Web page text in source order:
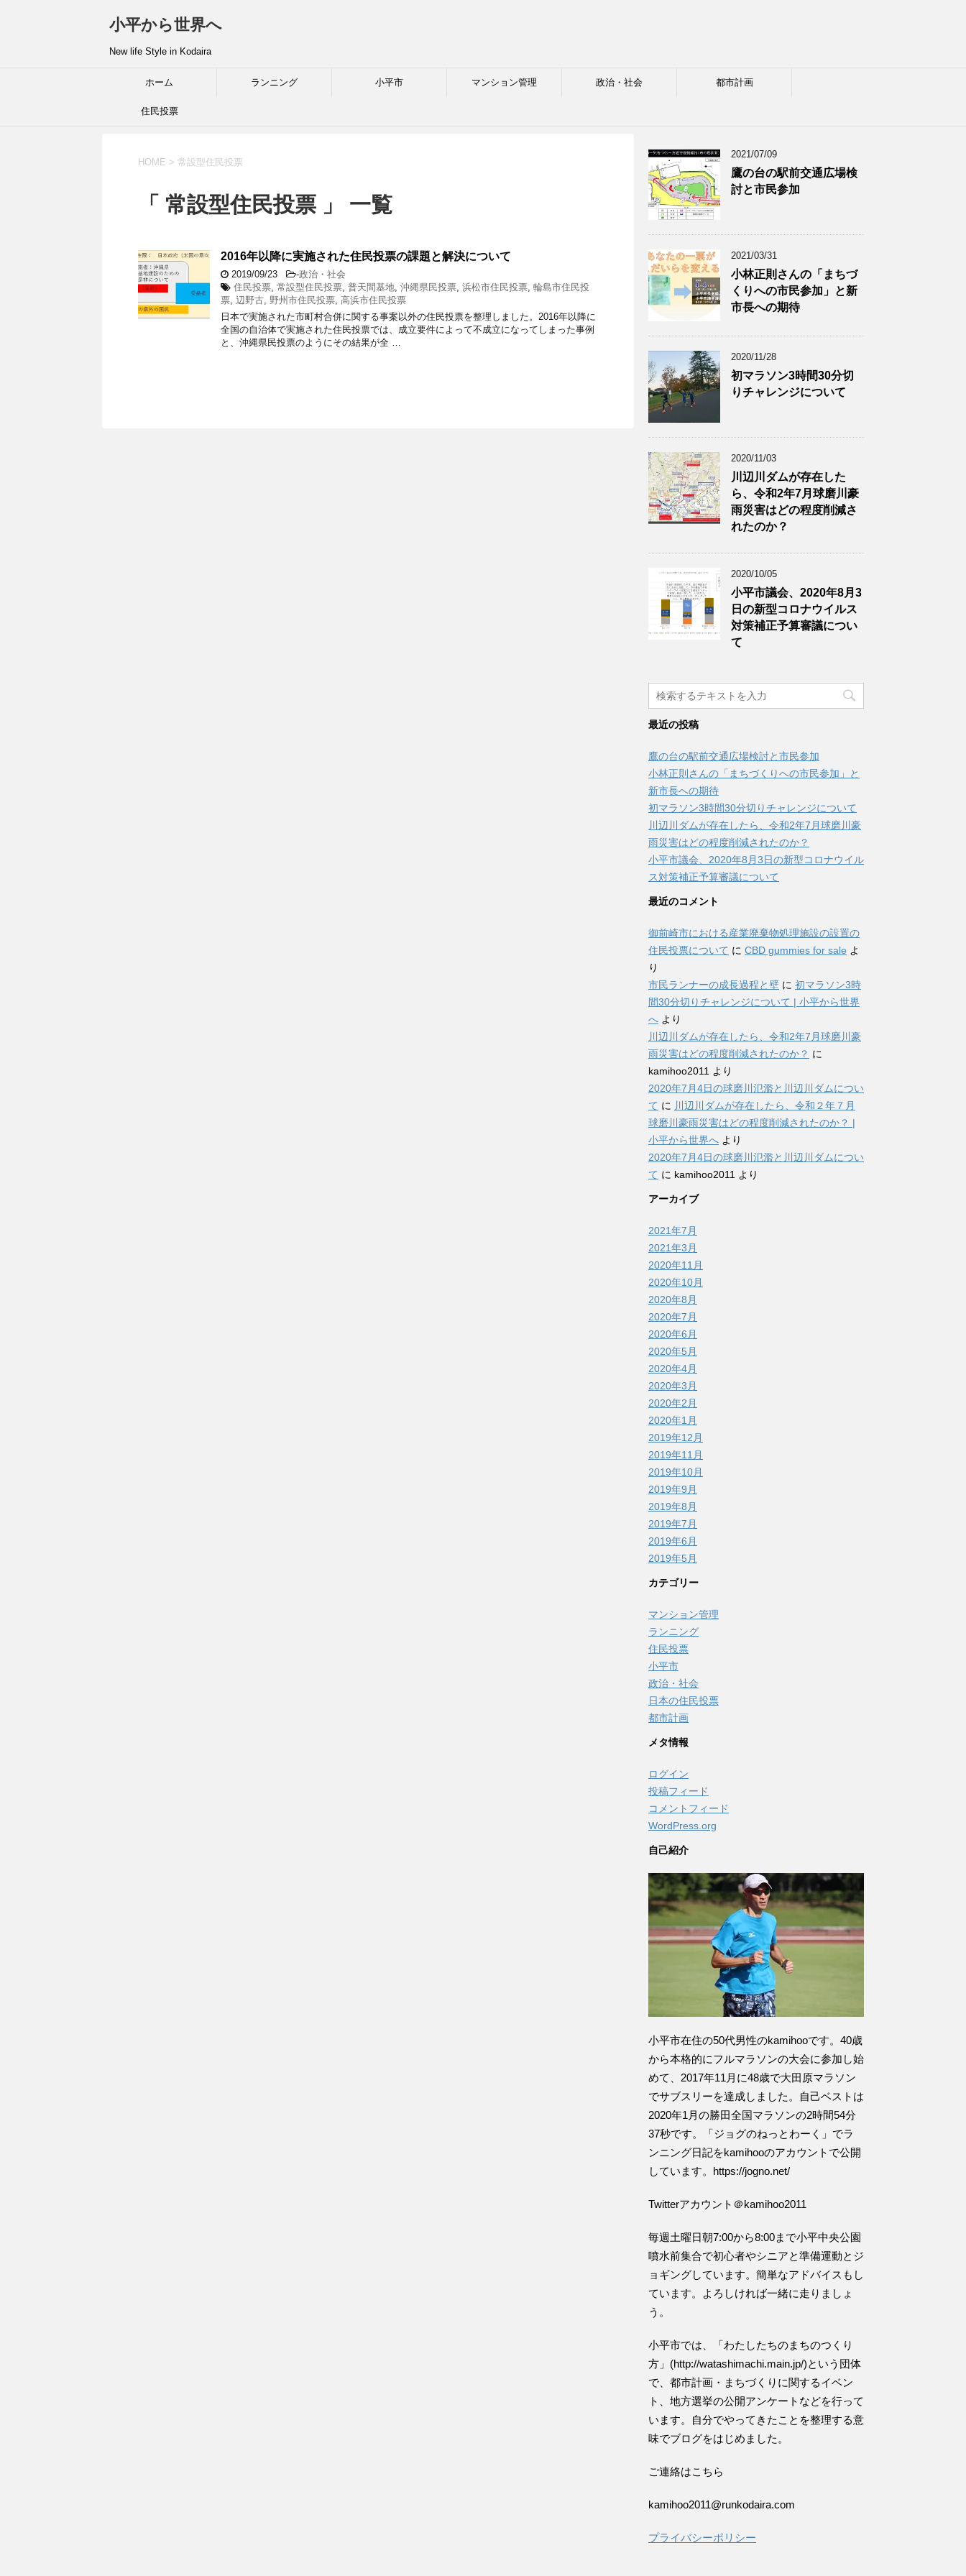
小平から世界へ
New life Style in Kodaira
ホーム ランニング 小平市 マンション管理 政治・社会 都市計画
住民投票
HOME > 常設型住民投票
「 常設型住民投票 」 一覧
2016年以降に実施された住民投票の課題と解決について
2019/09/23 -政治・社会
住民投票, 常設型住民投票, 普天間基地, 沖縄県民投票, 浜松市住民投票, 輪島市住民投
票, 辺野古, 野州市住民投票, 高浜市住民投票
日本で実施された市町村合併に関する事案以外の住民投票を整理しました。2016年以降に
全国の自治体で実施された住民投票では、成立要件によって不成立になってしまった事例
と、沖縄県民投票のようにその結果が全 …
2021/07/09
鷹の台の駅前交通広場検
討と市民参加
2021/03/31
小林正則さんの「まちづ
くりへの市民参加」と新
市長への期待
2020/11/28
初マラソン3時間30分切
りチャレンジについて
2020/11/03
川辺川ダムが存在した
ら、令和2年7月球磨川豪
雨災害はどの程度削減さ
れたのか？
2020/10/05
小平市議会、2020年8月3
日の新型コロナウイルス
対策補正予算審議につい
て
最近の投稿
鷹の台の駅前交通広場検討と市民参加
小林正則さんの「まちづくりへの市民参加」と
新市長への期待
初マラソン3時間30分切りチャレンジについて
川辺川ダムが存在したら、令和2年7月球磨川豪
雨災害はどの程度削減されたのか？
小平市議会、2020年8月3日の新型コロナウイル
ス対策補正予算審議について
最近のコメント
御前崎市における産業廃棄物処理施設の設置の
住民投票について に CBD gummies for sale よ
り
市民ランナーの成長過程と壁 に 初マラソン3時
間30分切りチャレンジについて | 小平から世界
へ より
川辺川ダムが存在したら、令和2年7月球磨川豪
雨災害はどの程度削減されたのか？ に
kamihoo2011 より
2020年7月4日の球磨川氾濫と川辺川ダムについ
て に 川辺川ダムが存在したら、令和２年７月
球磨川豪雨災害はどの程度削減されたのか？ |
小平から世界へ より
2020年7月4日の球磨川氾濫と川辺川ダムについ
て に kamihoo2011 より
アーカイブ
2021年7月
2021年3月
2020年11月
2020年10月
2020年8月
2020年7月
2020年6月
2020年5月
2020年4月
2020年3月
2020年2月
2020年1月
2019年12月
2019年11月
2019年10月
2019年9月
2019年8月
2019年7月
2019年6月
2019年5月
カテゴリー
マンション管理
ランニング
住民投票
小平市
政治・社会
日本の住民投票
都市計画
メタ情報
ログイン
投稿フィード
コメントフィード
WordPress.org
自己紹介
小平市在住の50代男性のkamihooです。40歳
から本格的にフルマラソンの大会に参加し始
めて、2017年11月に48歳で大田原マラソン
でサブスリーを達成しました。自己ベストは
2020年1月の勝田全国マラソンの2時間54分
37秒です。「ジョグのねっとわーく」でラ
ンニング日記をkamihooのアカウントで公開
しています。https://jogno.net/
Twitterアカウント＠kamihoo2011
毎週土曜日朝7:00から8:00まで小平中央公園
噴水前集合で初心者やシニアと準備運動とジ
ョギングしています。簡単なアドバイスもし
ています。よろしければ一緒に走りましょ
う。
小平市では、「わたしたちのまちのつくり
方」(http://watashimachi.main.jp/)という団体
で、都市計画・まちづくりに関するイベン
ト、地方選挙の公開アンケートなどを行って
います。自分でやってきたことを整理する意
味でブログをはじめました。
ご連絡はこちら
kamihoo2011@runkodaira.com
プライバシーポリシー